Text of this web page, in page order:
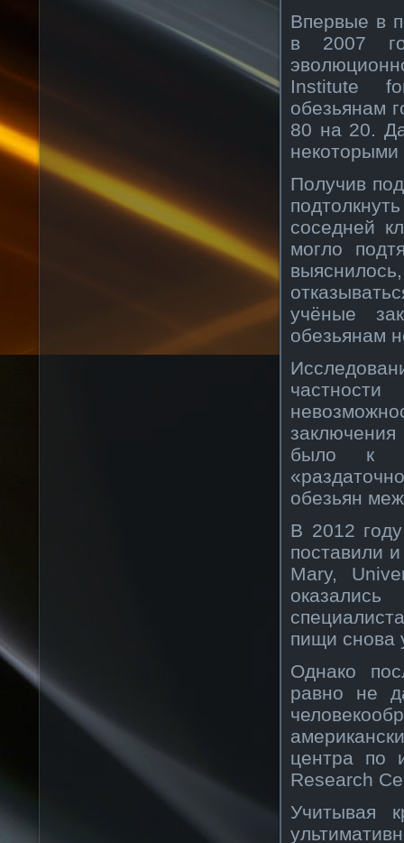
Впервые в
в 2007
Institute
обезьянам
80 на 20.
некоторыми
Получив
соседней
могло
учёные
обезьянам
было к
обезьян
В 2012
поставили
Mary,
пищи снова
Однако
равно не
центра по
Research
Учитывая